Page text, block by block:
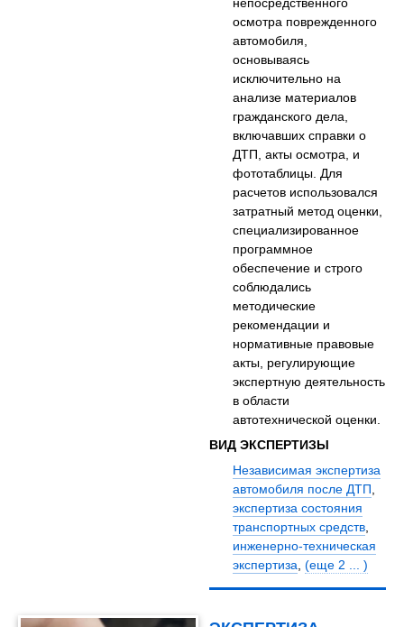
осмотра поврежденного
автомобиля,
основываясь
исключительно на
анализе материалов
гражданского дела,
включавших справки о
ДТП, акты осмотра, и
фототаблицы. Для
расчетов использовался
затратный метод оценки,
специализированное
программное
обеспечение и строго
соблюдались
методические
рекомендации и
нормативные правовые
акты, регулирующие
экспертную деятельность
в области
автотехнической оценки.
ВИД ЭКСПЕРТИЗЫ
Независимая экспертиза
автомобиля после ДТП,
экспертиза состояния
транспортных средств,
инженерно-техническая
экспертиза,(еще 2 ... )